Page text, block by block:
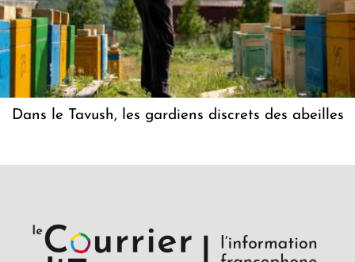
Dans le Tavush, les gardiens discrets des abeilles